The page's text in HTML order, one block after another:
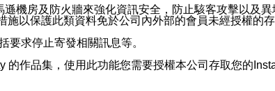
機房及防火牆來強化資訊安全，防止駭客攻擊以及異
以保護此類資料免於公司內外部的會員未經授權的存
要求停止寄發相關訊息等。
作品集，使用此功能您需要授權本公司存取您的